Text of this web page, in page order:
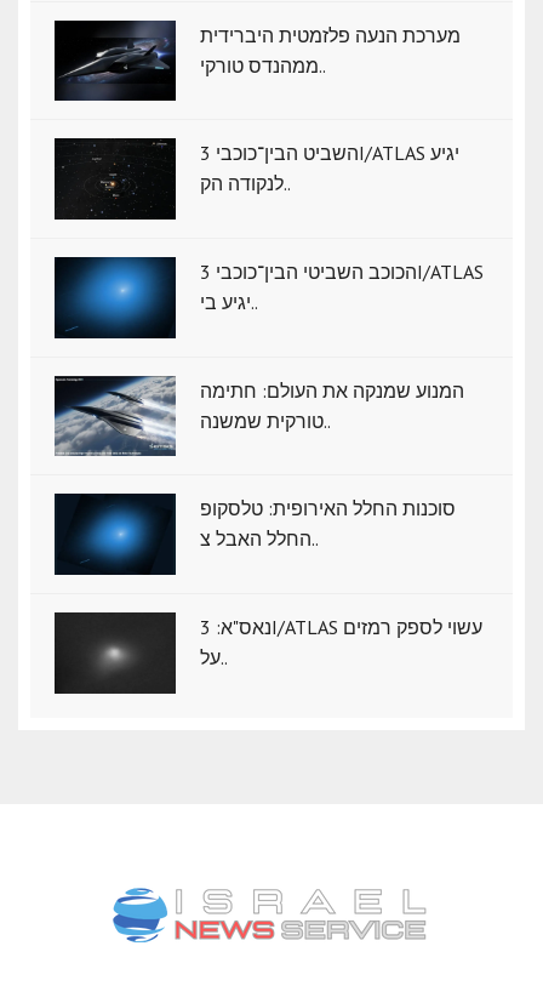
מערכת הנעה פלזמטית היברידית
ממהנדס טורקי..
השביט הבין־כוכבי 3I/ATLAS יגיע
לנקודה הק..
הכוכב השביטי הבין־כוכבי 3I/ATLAS
יגיע בי..
המנוע שמנקה את העולם: חתימה
טורקית שמשנה..
סוכנות החלל האירופית: טלסקופ
החלל האבל צ..
נאס"א: ‏3I/ATLAS עשוי לספק רמזים
על..